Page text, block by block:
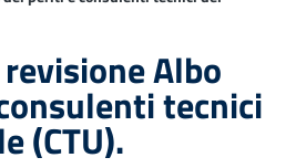
Albo
tecnici
(CTU).